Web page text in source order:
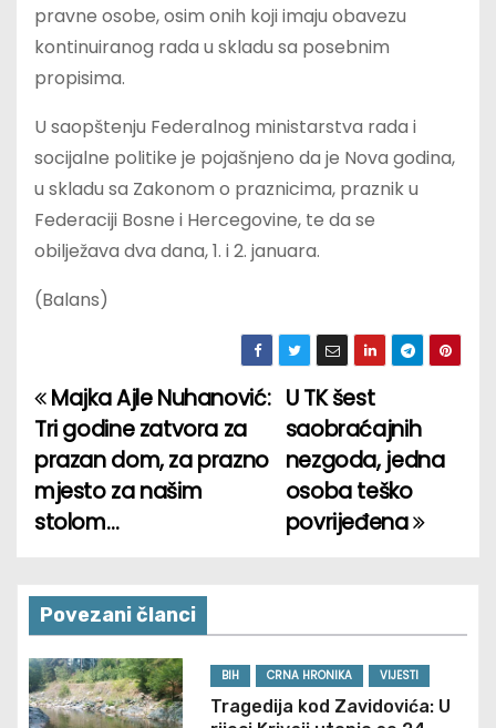
pravne osobe, osim onih koji imaju obavezu
kontinuiranog rada u skladu sa posebnim
propisima.
U saopštenju Federalnog ministarstva rada i
socijalne politike je pojašnjeno da je Nova godina,
u skladu sa Zakonom o praznicima, praznik u
Federaciji Bosne i Hercegovine, te da se
obilježava dva dana, 1. i 2. januara.
(Balans)
P
o
s
n
a
v
U TK šest
saobraćajnih
nezgoda, jedna
osoba teško
povrijeđena
Majka Ajle Nuhanović:
Tri godine zatvora za
prazan dom, za prazno
mjesto za našim
stolom…
Povezani članci
BIH CRNA HRONIKA VIJESTI
Tragedija kod Zavidovića: U